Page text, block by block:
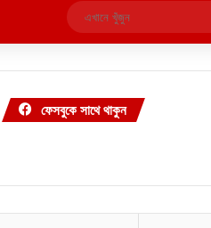
ফেসবুকে সাথে থাকুন